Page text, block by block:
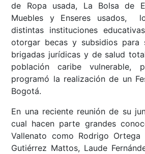
de Ropa usada, La Bolsa de
Muebles y Enseres usados,
distintas instituciones
otorgar becas y subsidios para
brigadas jurídicas y de salud
población caribe vulnerable,
programó la realización de un
Bogotá.
En una reciente reunión de su
cual hacen parte grandes
Vallenato como Rodrigo Ortega
Gutiérrez Mattos, Laude